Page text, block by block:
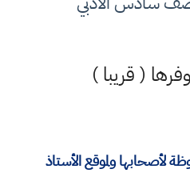
( قريبا )
ولموقع الأستاذ